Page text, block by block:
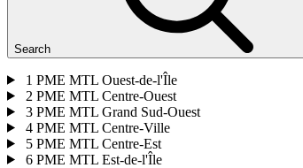
Search
1 PME MTL Ouest-de-l'Île
2 PME MTL Centre-Ouest
3 PME MTL Grand Sud-Ouest
4 PME MTL Centre-Ville
5 PME MTL Centre-Est
6 PME MTL Est-de-l'Île